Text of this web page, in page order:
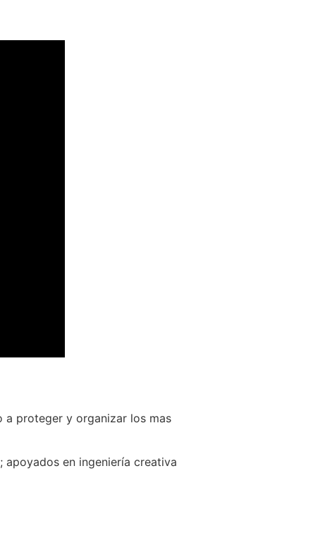
a proteger y organizar los mas
en ingeniería creativa